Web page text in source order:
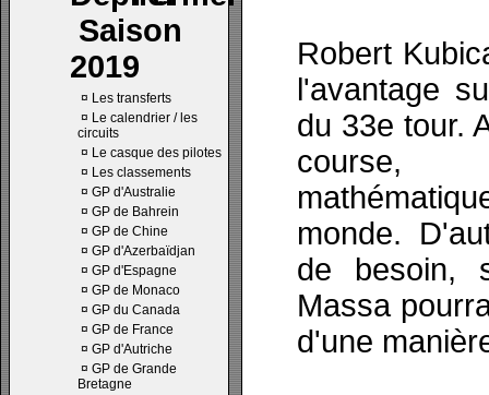
Saison
2019
¤ Les transferts
¤ Le calendrier / les
circuits
¤ Le casque des pilotes
¤ Les classements
¤ GP d'Australie
¤ GP de Bahrein
¤ GP de Chine
¤ GP d'Azerbaïdjan
¤ GP d'Espagne
¤ GP de Monaco
¤ GP du Canada
¤ GP de France
¤ GP d'Autriche
¤ GP de Grande
Bretagne
Robert
l'avantage
du 33e tour.
course,
monde.
de besoin,
Massa
d'une